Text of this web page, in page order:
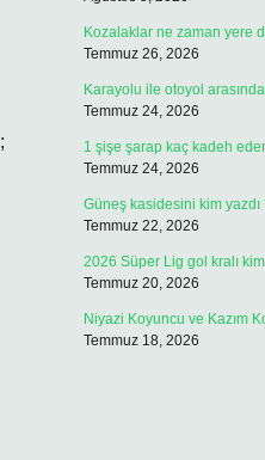
Kozalaklar ne zaman yere
Temmuz 26, 2026
Karayolu ile otoyol
Temmuz 24, 2026
1 şişe şarap kaç kadeh
Temmuz 24, 2026
Güneş kasidesini kim yazdı
Temmuz 22, 2026
2026 Süper Lig gol kralı
Temmuz 20, 2026
Niyazi Koyuncu ve Kazım
Temmuz 18, 2026